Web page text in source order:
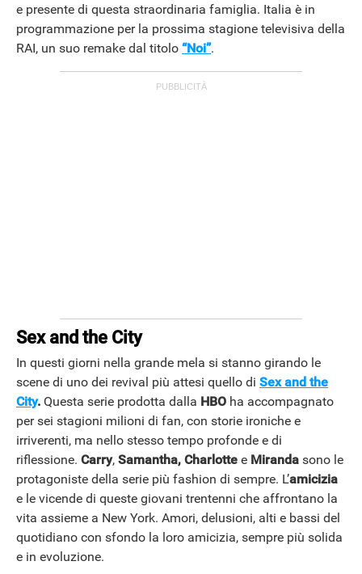
e presente di questa straordinaria famiglia. Italia è in
programmazione per la prossima stagione televisiva della
RAI, un suo remake dal titolo “Noi”.
Sex and the City
In questi giorni nella grande mela si stanno girando le
scene di uno dei revival più attesi quello di Sex and the
City. Questa serie prodotta dalla HBO ha accompagnato
per sei stagioni milioni di fan, con storie ironiche e
irriverenti, ma nello stesso tempo profonde e di
riflessione. Carry, Samantha, Charlotte e Miranda sono le
protagoniste della serie più fashion di sempre. L’amicizia
e le vicende di queste giovani trentenni che affrontano la
vita assieme a New York. Amori, delusioni, alti e bassi del
quotidiano con sfondo la loro amicizia, sempre più solida
e in evoluzione.